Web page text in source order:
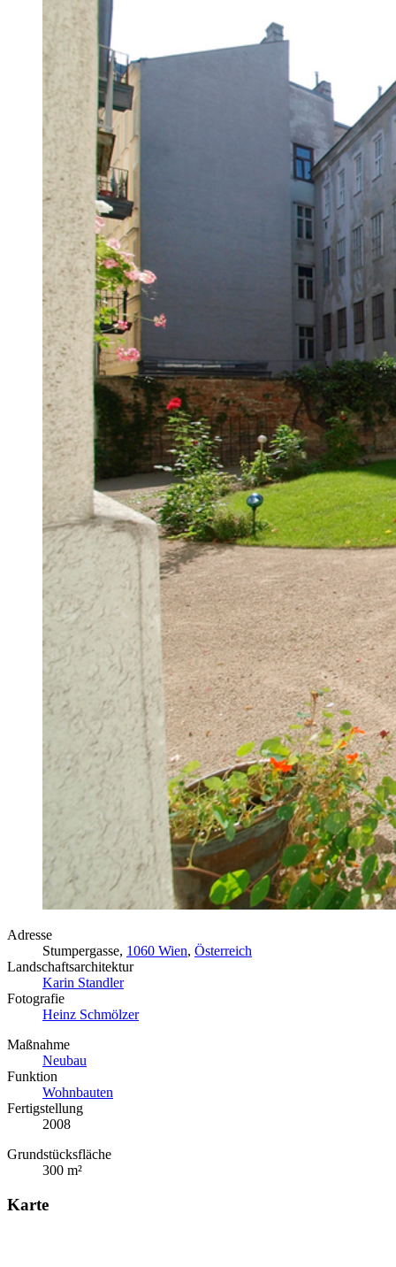
Adresse
Stumpergasse, 1060 Wien, Österreich
Landschaftsarchitektur
Karin Standler
Fotografie
Heinz Schmölzer
Maßnahme
Neubau
Funktion
Wohnbauten
Fertigstellung
2008
Grundstücksfläche
300 m²
Karte